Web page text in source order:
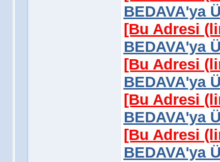
BEDAVA'ya
[Bu Adresi
BEDAVA'ya
[Bu Adresi
BEDAVA'ya
[Bu Adresi
BEDAVA'ya
[Bu Adresi
BEDAVA'ya